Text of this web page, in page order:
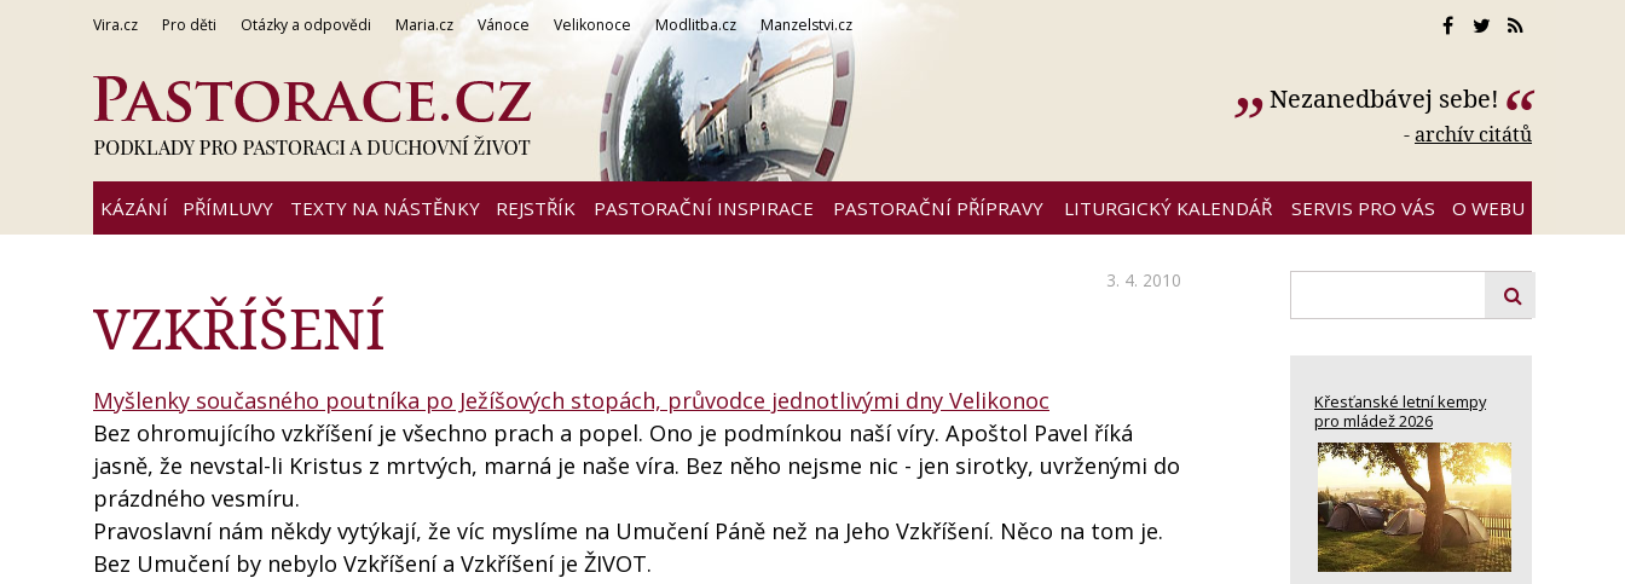
Vira.cz Pro děti Otázky a odpovědi Maria.cz Vánoce Velikonoce Modlitba.cz Manzelstvi.cz
Nezanedbávej sebe!
-archív citátů
KÁZÁNÍ PŘÍMLUVY TEXTY NA NÁSTĚNKY REJSTŘÍK PASTORAČNÍ INSPIRACE PASTORAČNÍ PŘÍPRAVY LITURGICKÝ KALENDÁŘ SERVIS PRO VÁS O WEBU
3. 4. 2010
VZKŘÍŠENÍ
Myšlenky současného poutníka po Ježíšových stopách, průvodce jednotlivými dny Velikonoc
Bez ohromujícího vzkříšení je všechno prach a popel. Ono je podmínkou naší víry. Apoštol Pavel říká
jasně, že nevstal-li Kristus z mrtvých, marná je naše víra. Bez něho nejsme nic - jen sirotky, uvrženými do
prázdného vesmíru.
Pravoslavní nám někdy vytýkají, že víc myslíme na Umučení Páně než na Jeho Vzkříšení. Něco na tom je.
Bez Umučení by nebylo Vzkříšení a Vzkříšení je ŽIVOT.
Křesťanské letní kempy
pro mládež 2026